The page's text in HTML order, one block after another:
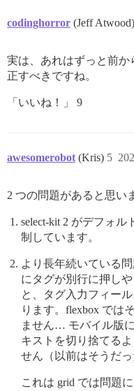
codinghorror (Jeff Atwood)
実は、あれはずっと前
正すべきですね。
「いいね！」 9
awesomerobot (Kris) 5
2 つの問題があると思い
select-kit 2 がデフォ
制しています。
より長年続いている
にタグが別行に押し
と、タグ入力フィー
ります。flexbox では
ません… モバイル版
キストを切り捨てる
せん（以前はそうだっ
これは grid では問題